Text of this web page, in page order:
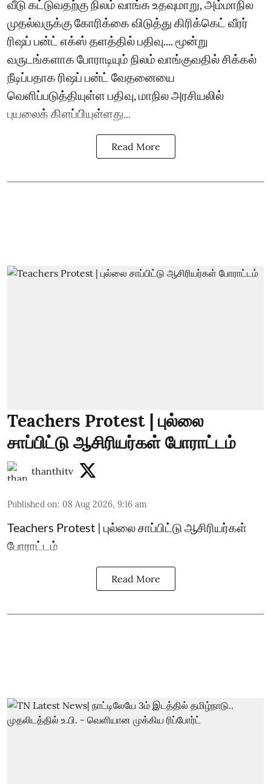
வீடு கட்டுவதற்கு நிலம் வாங்க உதவுமாறு, அம்மாநில
முதல்வருக்கு கோரிக்கை விடுத்து கிரிக்கெட் வீரர்
ரிஷப் பன்ட் எக்ஸ் தளத்தில் பதிவு.... மூன்று
வருடங்களாக போராடியும் நிலம் வாங்குவதில் சிக்கல்
நீடிப்பதாக ரிஷப் பன்ட் வேதனையை
வெளிப்படுத்தியுள்ள பதிவு, மாநில அரசியலில்
புயலைக் கிளப்பியுள்ளது...
Read More
Teachers Protest | புல்லை
சாப்பிட்டு ஆசிரியர்கள் போராட்டம்
thanthitv
Published on: 08 Aug 2026, 9:16 am
Teachers Protest | புல்லை சாப்பிட்டு ஆசிரியர்கள்
போராட்டம்
Read More